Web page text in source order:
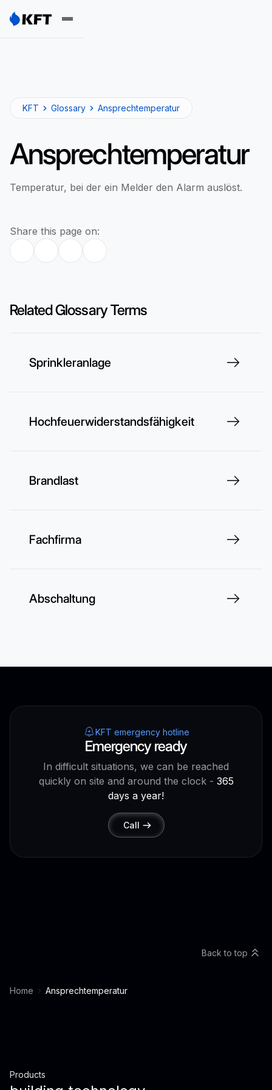
KFT Glossary Ansprechtemperatur
Ansprechtemperatur
Temperatur, bei der ein Melder den Alarm auslöst.
Share this page on:
Related Glossary Terms
Sprinkleranlage
Hochfeuerwiderstandsfähigkeit
Brandlast
Fachfirma
Abschaltung
KFT emergency hotline
Emergency ready
In difficult situations, we can be reached
quickly on site and around the clock - 365
days a year!
Call
Home Ansprechtemperatur
Back to top
Products